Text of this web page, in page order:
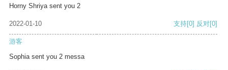
Horny Shriya sent you 2
2022-01-10 支持[0] 反对[0]
游客
Sophia sent you 2 messa